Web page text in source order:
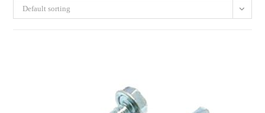
Default sorting